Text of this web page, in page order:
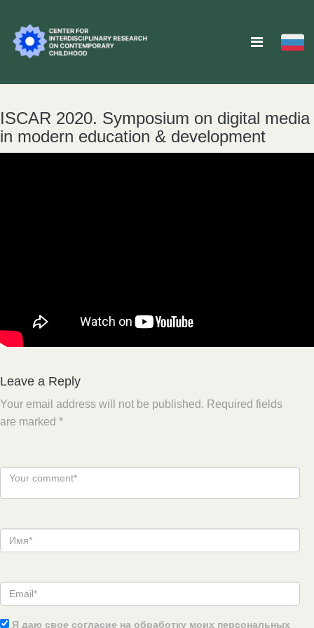
ISCAR 2020. Symposium on digital media
in modern education & development
Leave a Reply
Your email address will not be published. Required fields
are marked *
Я даю свое согласие на обработку моих персональных